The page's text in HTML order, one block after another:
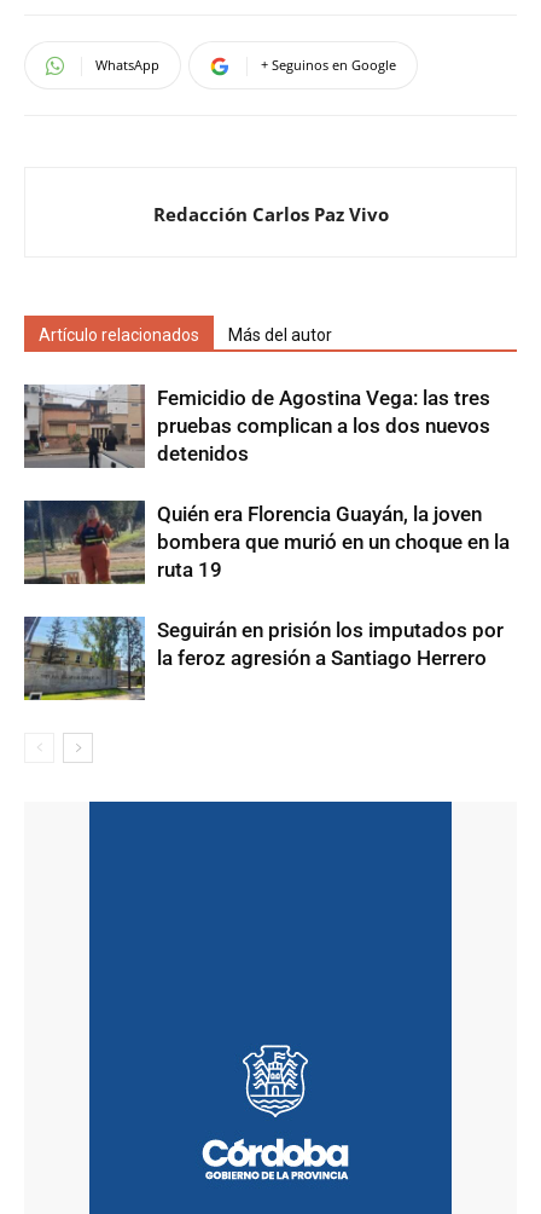
WhatsApp + Seguinos en Google
Redacción Carlos Paz Vivo
Artículo relacionados Más del autor
Femicidio de Agostina Vega: las tres
pruebas complican a los dos nuevos
detenidos
Quién era Florencia Guayán, la joven
bombera que murió en un choque en la
ruta 19
Seguirán en prisión los imputados por
la feroz agresión a Santiago Herrero